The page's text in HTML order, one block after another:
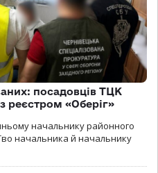
посадовців ТЦК
реєстром «Оберіг»
начальнику районного
начальника й начальнику